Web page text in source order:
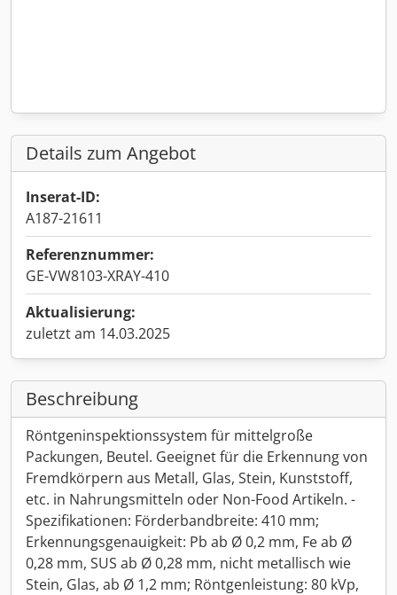
Details zum Angebot
Inserat-ID:
A187-21611
Referenznummer:
GE-VW8103-XRAY-410
Aktualisierung:
zuletzt am 14.03.2025
Beschreibung
Röntgeninspektionssystem für mittelgroße
Packungen, Beutel. Geeignet für die Erkennung von
Fremdkörpern aus Metall, Glas, Stein, Kunststoff,
etc. in Nahrungsmitteln oder Non-Food Artikeln. -
Spezifikationen: Förderbandbreite: 410 mm;
Erkennungsgenauigkeit: Pb ab Ø 0,2 mm, Fe ab Ø
0,28 mm, SUS ab Ø 0,28 mm, nicht metallisch wie
Stein, Glas, ab Ø 1,2 mm; Röntgenleistung: 80 kVp,